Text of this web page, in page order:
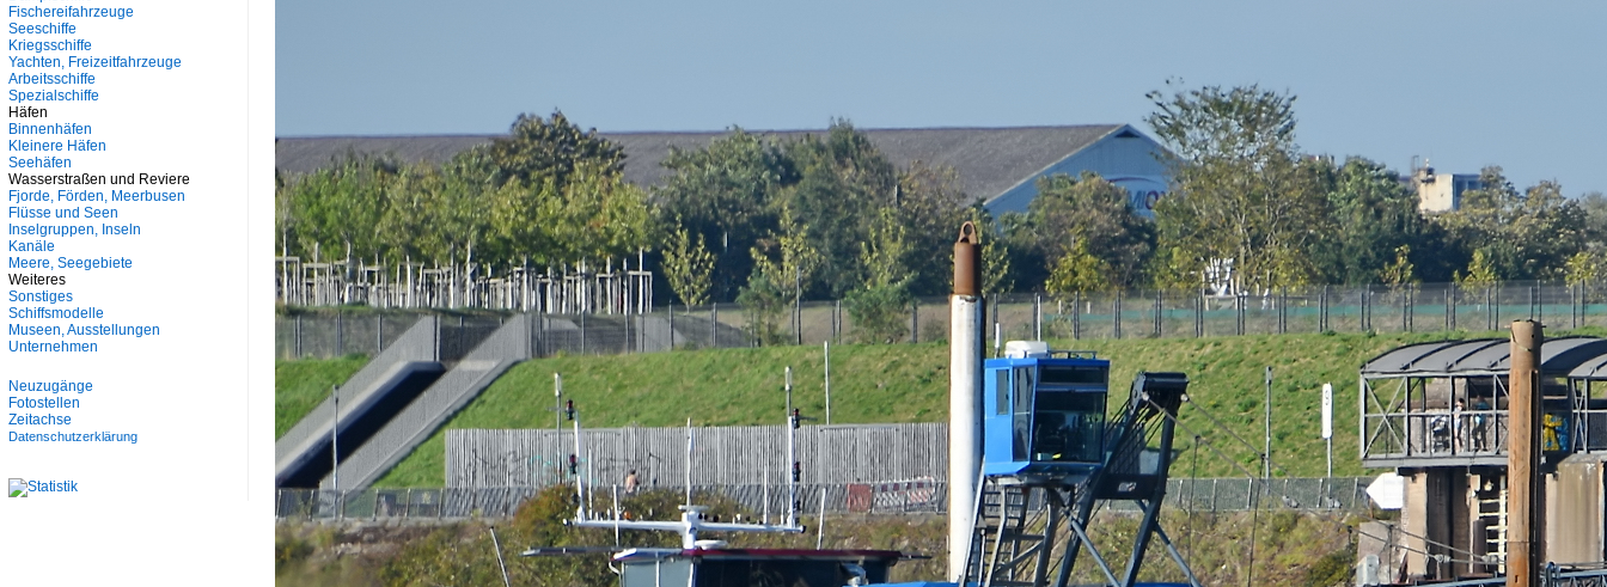
Fischereifahrzeuge
Seeschiffe
Kriegsschiffe
Yachten, Freizeitfahrzeuge
Arbeitsschiffe
Spezialschiffe
Häfen
Binnenhäfen
Kleinere Häfen
Seehäfen
Wasserstraßen und Reviere
Fjorde, Förden, Meerbusen
Flüsse und Seen
Inselgruppen, Inseln
Kanäle
Meere, Seegebiete
Weiteres
Sonstiges
Schiffsmodelle
Museen, Ausstellungen
Unternehmen
Neuzugänge
Fotostellen
Zeitachse
Datenschutzerklärung